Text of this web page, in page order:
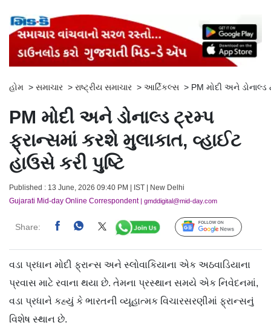
હોમ > સમાચાર > રાષ્ટ્રીય સમાચાર > આર્ટિકલ્સ > PM મોદી અને ડોનાલ્ડ
PM મોદી અને ડોનાલ્ડ ટ્રમ્પ
ફ્રાન્સમાં કરશે મુલાકાત, વ્હાઈટ
હાઉસે કરી પુષ્ટિ
Published : 13 June, 2026 09:40 PM | IST | New Delhi
Gujarati Mid-day Online Correspondent| gmddigital@mid-day.com
Share: Follow Us
વડા પ્રધાન મોદી ફ્રાન્સ અને સ્લોવાકિયાના એક અઠવાડિયાના
પ્રવાસ માટે રવાના થયા છે. તેમના પ્રસ્થાન સમયે એક નિવેદનમાં,
વડા પ્રધાને કહ્યું કે ભારતની વ્યૂહાત્મક વિચારસરણીમાં ફ્રાન્સનું
વિશેષ સ્થાન છે.